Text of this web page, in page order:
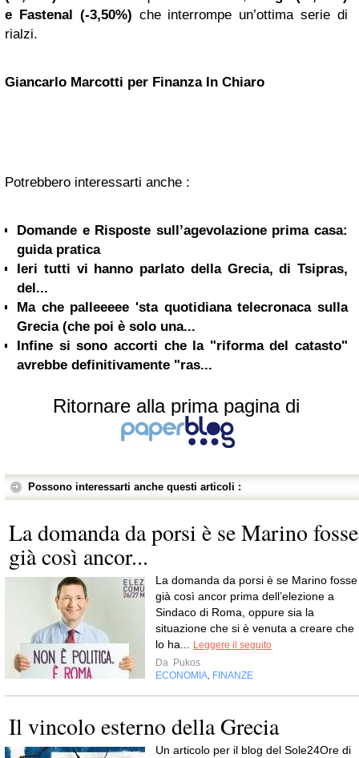
e Fastenal (-3,50%) che interrompe un’ottima serie di
rialzi.
Giancarlo Marcotti per Finanza In Chiaro
Potrebbero interessarti anche :
Domande e Risposte sull’agevolazione prima casa:
guida pratica
Ieri tutti vi hanno parlato della Grecia, di Tsipras,
del...
Ma che palleeeee 'sta quotidiana telecronaca sulla
Grecia (che poi è solo una...
Infine si sono accorti che la "riforma del catasto"
avrebbe definitivamente "ras...
Ritornare alla prima pagina di
Possono interessarti anche questi articoli :
La domanda da porsi è se Marino fosse
già così ancor...
La domanda da porsi è se Marino fosse
già così ancor prima dell’elezione a
Sindaco di Roma, oppure sia la
situazione che si è venuta a creare che
lo ha...
Leggere il seguito
Da Pukos
ECONOMIA FINANZE
Il vincolo esterno della Grecia
Un articolo per il blog del Sole24Ore di